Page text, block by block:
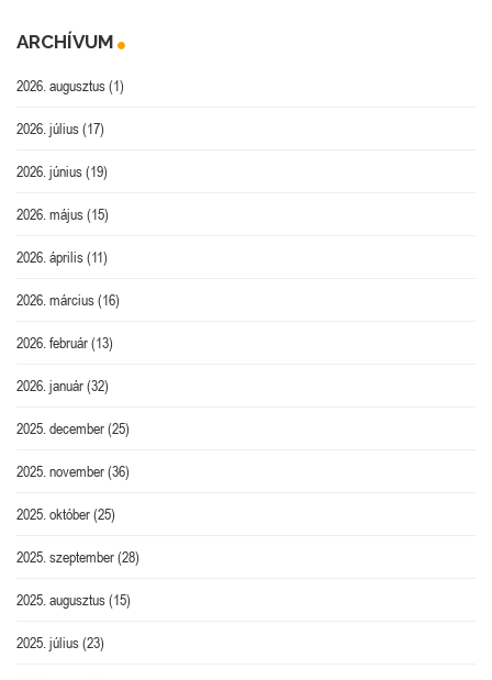
ARCHÍVUM
2026. augusztus(1)
2026. július(17)
2026. június(19)
2026. május(15)
2026. április(11)
2026. március(16)
2026. február(13)
2026. január(32)
2025. december(25)
2025. november(36)
2025. október(25)
2025. szeptember(28)
2025. augusztus(15)
2025. július(23)